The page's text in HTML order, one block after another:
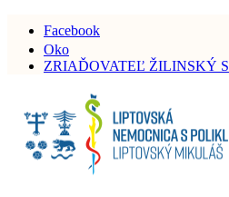
Facebook
Oko
ZRIAĎOVATEĽ ŽILINSKÝ